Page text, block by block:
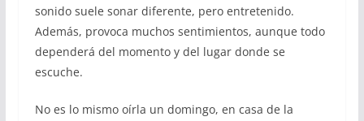
sonido suele sonar diferente, pero entretenido.
Además, provoca muchos sentimientos, aunque todo
dependerá del momento y del lugar donde se
escuche.
No es lo mismo oírla un domingo, en casa de la